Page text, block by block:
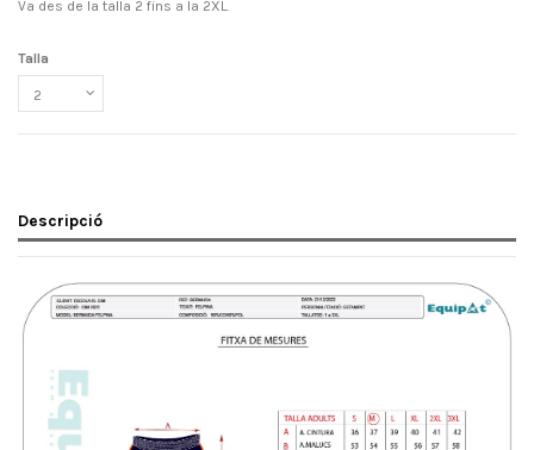
Va des de la talla 2 fins a la 2XL.
Talla
Descripció